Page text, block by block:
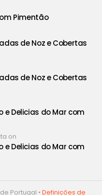
Pimentão
de Noz e Cobertas
de Noz e Cobertas
e Delicias do Mar com
on
e Delicias do Mar com
Portugal • Definições de